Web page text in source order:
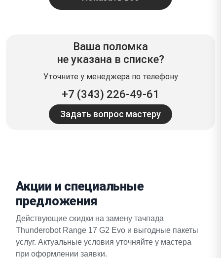
Ваша поломка
не указана в списке?
Уточните у менеджера по телефону
+7 (343) 226-49-61
Задать вопрос мастеру
Акции и специальные
предложения
Действующие скидки на замену тачпада
Thunderobot Range 17 G2 Evo и выгодные пакеты
услуг. Актуальные условия уточняйте у мастера
при оформлении заявки.